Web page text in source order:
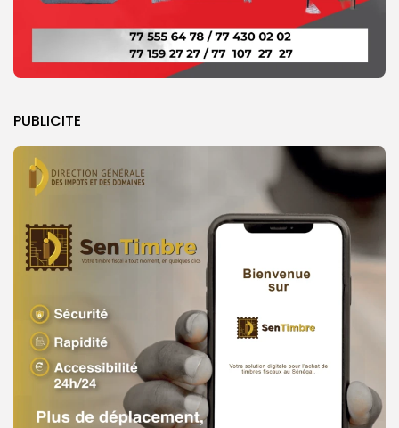
PUBLICITE